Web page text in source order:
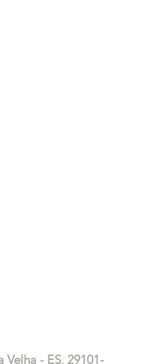
- ES, 29101-